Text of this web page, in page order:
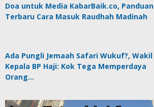
Doa untuk Media KabarBaik.co, Panduan
Terbaru Cara Masuk Raudhah Madinah
Ada Pungli Jemaah Safari Wukuf?, Wakil
Kepala BP Haji: Kok Tega Memperdaya
Orang…